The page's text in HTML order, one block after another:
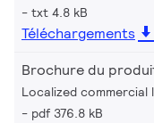
txt 4.8 kB
Téléchargements
Brochure du
Localized
pdf 376.8 kB